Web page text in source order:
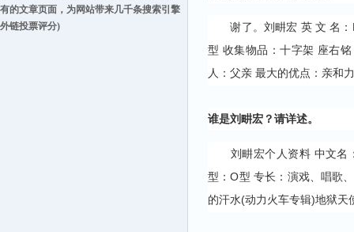
有的文章页面，为网站带来几千条搜索引擎
外链投票评分)
谢了。刘畊宏 英 文 名：
型 收集物品：十字架 座右
人：父亲 最大的优点：亲和
谁是刘畊宏？请详述。
刘畊宏个人资料 中文名：
型：O型 专长：演戏、唱歌
的汗水(动力火车专辑)地狱天